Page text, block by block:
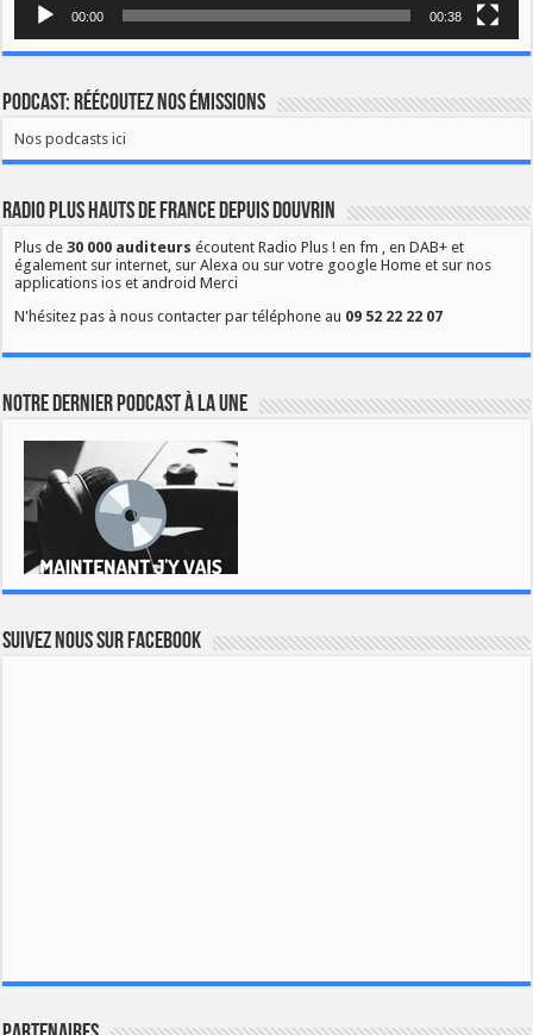
00:00 00:38
Podcast: Réécoutez nos émissions
Nos podcasts ici
Radio Plus Hauts de France depuis Douvrin
Plus de30 000 auditeurs écoutent Radio Plus ! en fm , en DAB+ et
également sur internet, sur Alexa ou sur votre google Home et sur nos
applications ios et android Merci
N'hésitez pas à nous contacter par téléphone au 09 52 22 22 07
Notre dernier podcast à la une
Suivez nous sur Facebook